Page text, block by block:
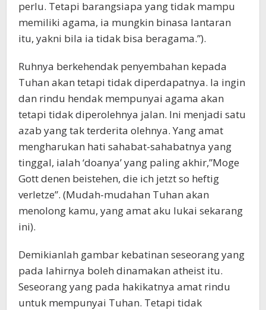
perlu. Tetapi barangsiapa yang tidak mampu
memiliki agama, ia mungkin binasa lantaran
itu, yakni bila ia tidak bisa beragama.”).
Ruhnya berkehendak penyembahan kepada
Tuhan akan tetapi tidak diperdapatnya. Ia ingin
dan rindu hendak mempunyai agama akan
tetapi tidak diperolehnya jalan. Ini menjadi satu
azab yang tak terderita olehnya. Yang amat
mengharukan hati sahabat-sahabatnya yang
tinggal, ialah ‘doanya’ yang paling akhir,”Moge
Gott denen beistehen, die ich jetzt so heftig
verletze”. (Mudah-mudahan Tuhan akan
menolong kamu, yang amat aku lukai sekarang
ini).
Demikianlah gambar kebatinan seseorang yang
pada lahirnya boleh dinamakan atheist itu.
Seseorang yang pada hakikatnya amat rindu
untuk mempunyai Tuhan. Tetapi tidak